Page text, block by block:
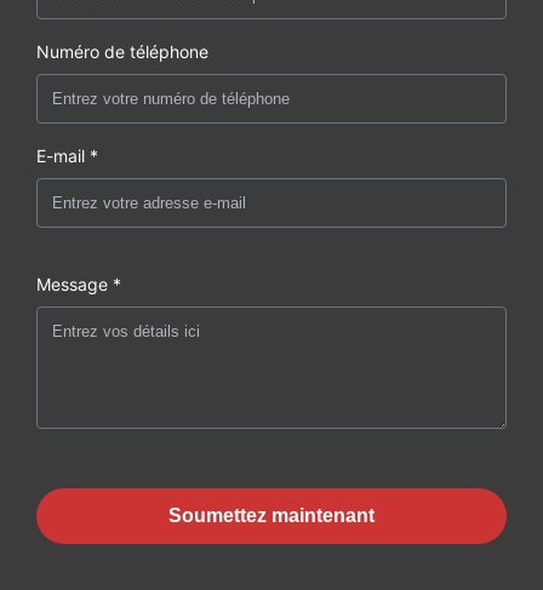
Numéro de téléphone
E-mail *
Message *
Soumettez maintenant